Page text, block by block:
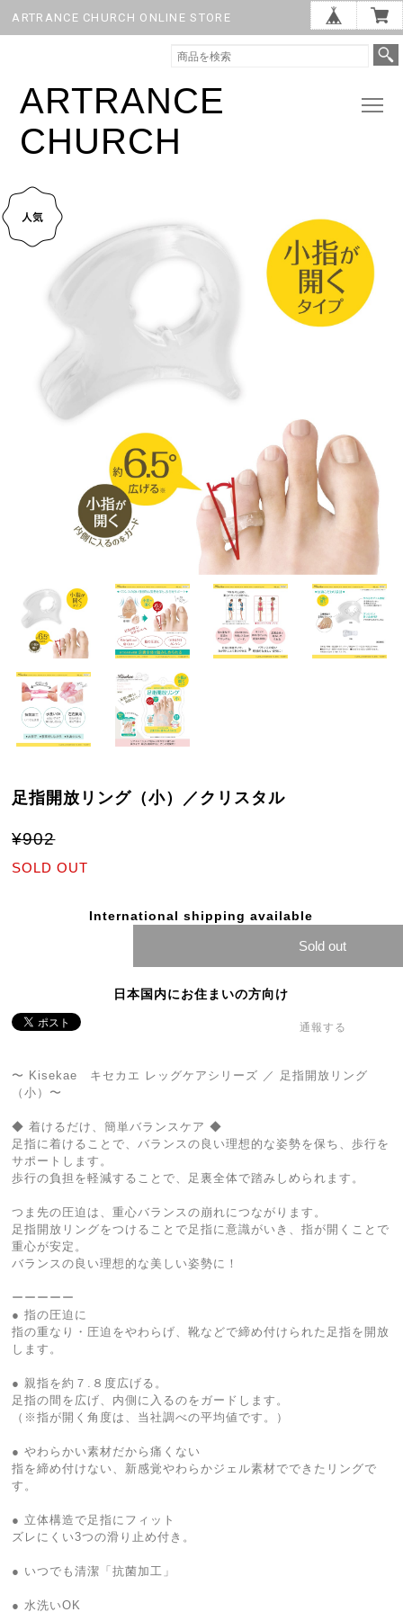
ARTRANCE CHURCH ONLINE STORE
ARTRANCE
CHURCH
足指開放リング（小）／クリスタル
¥902
SOLD OUT
International shipping available
Sold out
日本国内にお住まいの方向け
通報する
〜 Kisekae キセカエ レッグケアシリーズ ／ 足指開放リング
（小）〜
◆ 着けるだけ、簡単バランスケア ◆
足指に着けることで、バランスの良い理想的な姿勢を保ち、歩行を
サポートします。
歩行の負担を軽減することで、足裏全体で踏みしめられます。
つま先の圧迫は、重心バランスの崩れにつながります。
足指開放リングをつけることで足指に意識がいき、指が開くことで
重心が安定。
バランスの良い理想的な美しい姿勢に！
ーーーーー
● 指の圧迫に
指の重なり・圧迫をやわらげ、靴などで締め付けられた足指を開放
します。
● 親指を約７.８度広げる。
足指の間を広げ、内側に入るのをガードします。
（※指が開く角度は、当社調べの平均値です。）
● やわらかい素材だから痛くない
指を締め付けない、新感覚やわらかジェル素材でできたリングで
す。
● 立体構造で足指にフィット
ズレにくい3つの滑り止め付き。
● いつでも清潔「抗菌加工」
● 水洗いOK